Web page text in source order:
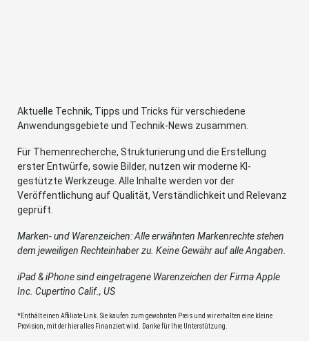
Aktuelle Technik, Tipps und Tricks für verschiedene
Anwendungsgebiete und Technik-News zusammen.
Für Themenrecherche, Strukturierung und die Erstellung
erster Entwürfe, sowie Bilder, nutzen wir moderne KI-
gestützte Werkzeuge. Alle Inhalte werden vor der
Veröffentlichung auf Qualität, Verständlichkeit und Relevanz
geprüft.
Marken- und Warenzeichen: Alle erwähnten Markenrechte stehen
dem jeweiligen Rechteinhaber zu. Keine Gewähr auf alle Angaben.
iPad & iPhone sind eingetragene Warenzeichen der Firma Apple
Inc. Cupertino Calif., US
*Enthält einen Affiliate-Link. Sie kaufen zum gewohnten Preis und wir erhalten eine kleine
Provision, mit der hier alles Finanziert wird. Danke für Ihre Unterstützung.